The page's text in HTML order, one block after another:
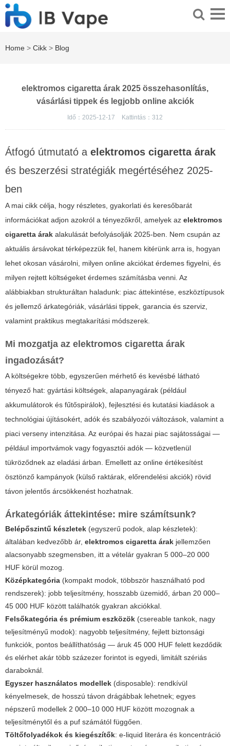
Home > Cikk > Blog
elektromos cigaretta árak 2025 összehasonlítás,
vásárlási tippek és legjobb online akciók
Idő：2025-12-17 Kattintás： 312
Átfogó útmutató a elektromos cigaretta árak
és beszerzési stratégiák megértéséhez 2025-
ben
A mai cikk célja, hogy részletes, gyakorlati és keresőbarát
információkat adjon azokról a tényezőkről, amelyek az elektromos
cigaretta árak alakulását befolyásolják 2025-ben. Nem csupán az
aktuális ársávokat térképezzük fel, hanem kitérünk arra is, hogyan
lehet okosan vásárolni, milyen online akciókat érdemes figyelni, és
milyen rejtett költségeket érdemes számításba venni. Az
alábbiakban strukturáltan haladunk: piac áttekintése, eszköztípusok
és jellemző árkategóriák, vásárlási tippek, garancia és szerviz,
valamint praktikus megtakarítási módszerek.
Mi mozgatja az elektromos cigaretta árak
ingadozását?
A költségekre több, egyszerűen mérhető és kevésbé látható
tényező hat: gyártási költségek, alapanyagárak (például
akkumulátorok és fűtőspirálok), fejlesztési és kutatási kiadások a
technológiai újításokért, adók és szabályozói változások, valamint a
piaci verseny intenzitása. Az európai és hazai piac sajátosságai —
például importvámok vagy fogyasztói adók — közvetlenül
tükröződnek az eladási árban. Emellett az online értékesítést
ösztönző kampányok (külső raktárak, előrendelési akciók) rövid
távon jelentős árcsökkenést hozhatnak.
Árkategóriák áttekintése: mire számítsunk?
Belépőszintű készletek (egyszerű podok, alap készletek):
általában kedvezőbb ár, elektromos cigaretta árak jellemzően
alacsonyabb szegmensben, itt a vételár gyakran 5 000–20 000
HUF körül mozog.
Középkategória (kompakt modok, többször használható pod
rendszerek): jobb teljesítmény, hosszabb üzemidő, árban 20 000–
45 000 HUF között találhatók gyakran akciókkal.
Felsőkategória és prémium eszközök (csereable tankok, nagy
teljesítményű modok): nagyobb teljesítmény, fejlett biztonsági
funkciók, pontos beállíthatóság — áruk 45 000 HUF felett kezdődik
és elérhet akár több százezer forintot is egyedi, limitált szériás
daraboknál.
Egyszer használatos modellek (disposable): rendkívül
kényelmesek, de hosszú távon drágábbak lehetnek; egyes
népszerű modellek 2 000–10 000 HUF között mozognak a
teljesítménytől és a puf számától függően.
Töltőfolyadékok és kiegészítők: e-liquid literára és koncentráció